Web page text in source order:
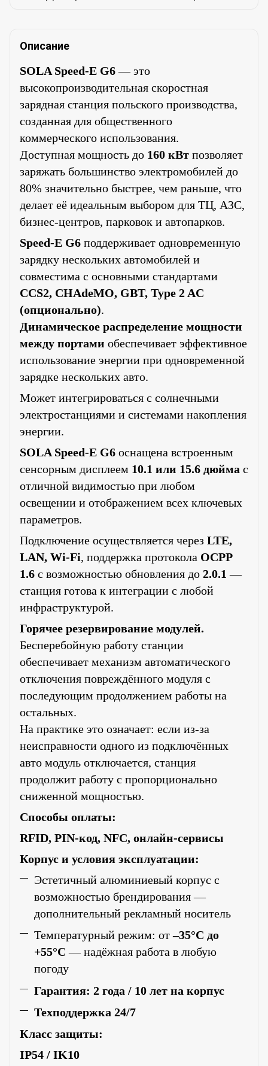
Описание
SOLA Speed-E G6— это
высокопроизводительная скоростная
зарядная станция польского производства,
созданная для общественного
коммерческого использования.
Доступная мощность до 160 кВт позволяет
заряжать большинство электромобилей до
80% значительно быстрее, чем раньше, что
делает её идеальным выбором для ТЦ, АЗС,
бизнес-центров, парковок и автопарков.
Speed-E G6 поддерживает одновременную
зарядку нескольких автомобилей и
совместима с основными стандартами
CCS2, CHAdeMO, GBT, Type 2 AC
(опционально).
Динамическое распределение мощности
между портами обеспечивает эффективное
использование энергии при одновременной
зарядке нескольких авто.
Может интегрироваться с солнечными
электростанциями и системами накопления
энергии.
SOLA Speed-E G6 оснащена встроенным
сенсорным дисплеем 10.1 или 15.6 дюйма с
отличной видимостью при любом
освещении и отображением всех ключевых
параметров.
Подключение осуществляется через LTE,
LAN, Wi-Fi, поддержка протокола OCPP
1.6 с возможностью обновления до 2.0.1 —
станция готова к интеграции с любой
инфраструктурой.
Горячее резервирование модулей.
Бесперебойную работу станции
обеспечивает механизм автоматического
отключения повреждённого модуля с
последующим продолжением работы на
остальных.
На практике это означает: если из-за
неисправности одного из подключённых
авто модуль отключается, станция
продолжит работу с пропорционально
сниженной мощностью.
Способы оплаты:
RFID, PIN-код, NFC, онлайн-сервисы
Корпус и условия эксплуатации:
Эстетичный алюминиевый корпус с
возможностью брендирования —
дополнительный рекламный носитель
Температурный режим: от–35°C до
+55°C — надёжная работа в любую
погоду
Гарантия: 2 года / 10 лет на корпус
Техподдержка 24/7
Класс защиты:
IP54 / IK10